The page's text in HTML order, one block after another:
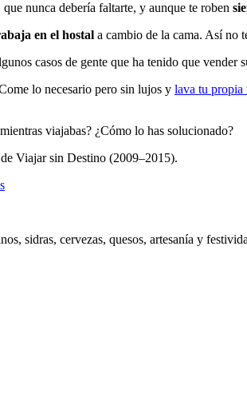
nunca debería faltarte, y aunque te roben
en el hostal a cambio de la cama. Así no
casos de gente que ha tenido que vender
lo necesario pero sin lujos y lava tu propia
viajabas? ¿Cómo lo has solucionado?
Viajar sin Destino (2009–2015).
sidras, cervezas, quesos, artesanía y